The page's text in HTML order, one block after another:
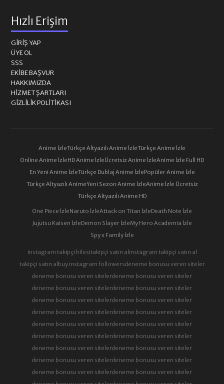
Hızlı Erişim
GIRIŞ YAP
ÜYE OL
SSS
EKIBE BAŞVUR
HAKKIMIZDA
HIZMET ŞARTLARI
GIZLILIK POLITIKASI
Anime İzleTürkçe Altyazılı Anime İzleTürkçe Anime İzle
Online Anime İzleHD Anime İzleÜcretsiz Anime İzleAnime İzle Full HD
En Yeni Anime İzleTürkçe Dublaj Anime İzlePopüler Anime İzle
Türkçe Altyazılı AnimeYeni Sezon Anime İzleAnime İzle Ücretsiz
Türkçe Altyazılı Anime HD
One Piece İzleNaruto İzleAttack on Titan İzleDeath Note İzle
Jujutsu Kaisen İzleDemon Slayer İzleMy Hero Academia İzle
Spy x Family İzle
instagram takipçi hilesitakipçi satın alinstagram takipçi satın al
takipçi satın albuy instagram followersdeneme bonusu veren siteler
deneme bonusu veren sitelerdeneme bonusu veren siteler
deneme bonusu veren sitelerdeneme bonusu veren siteler
deneme bonusu veren sitelerdeneme bonusu veren siteler
deneme bonusu veren sitelerdeneme bonusu veren siteler
deneme bonusu veren sitelerdeneme bonusu veren siteler
deneme bonusu veren sitelerdeneme bonusu veren siteler
deneme bonusu veren sitelerdeneme bonusu veren siteler
deneme bonusu veren sitelerdeneme bonusu veren siteler
deneme bonusu veren sitelerdeneme bonusu veren siteler